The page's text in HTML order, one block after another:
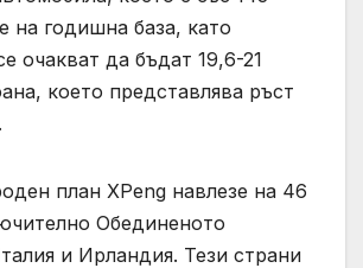
на годишна база, като
очакват да бъдат 19,6-21
което представлява ръст
план XPeng навлезе на 46
Обединеното
и Ирландия. Тези страни